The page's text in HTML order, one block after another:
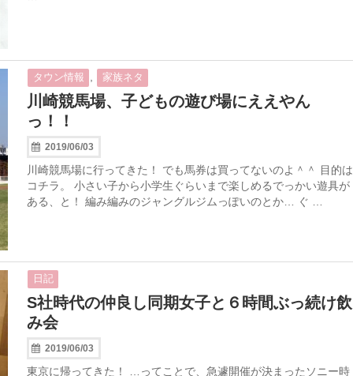
タウン情報 , 家族ネタ
川崎競馬場、子どもの遊び場にええやん
っ！！
2019/06/03
川崎競馬場に行ってきた！ でも馬券は買ってないのよ＾＾ 目的は
コチラ。 小さい子から小学生ぐらいまで楽しめるでっかい遊具が
ある、と！ 編み編みのジャングルジムっぽいのとか… ぐ …
日記
S社時代の仲良し同期女子と６時間ぶっ続け飲
み会
2019/06/03
東京に帰ってきた！ …ってことで、急遽開催が決まったソニー時